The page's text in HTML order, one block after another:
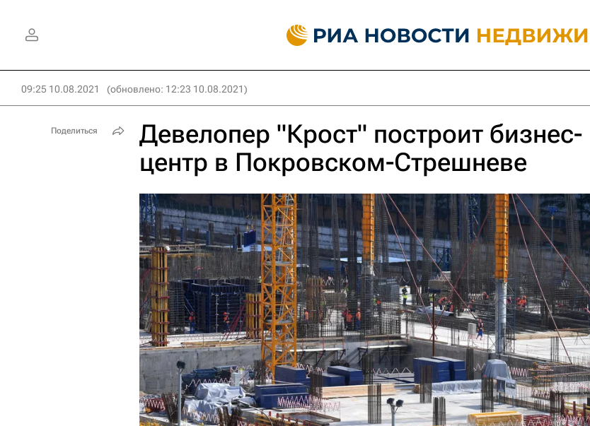
09:25 10.08.2021 (обновлено: 12:23 10.08.2021)
Девелопер "Крост" построит бизнес-
центр в Покровском-Стрешневе
Поделиться